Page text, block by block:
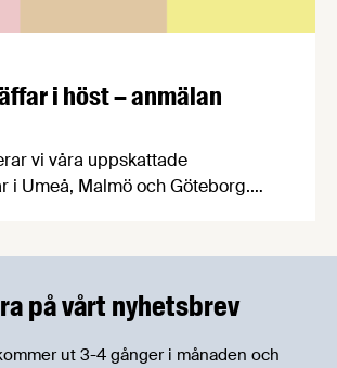
i höst – anmälan
vi våra uppskattade
i Umeå, Malmö och Göteborg.
på vårt nyhetsbrev
ut 3-4 gånger i månaden och